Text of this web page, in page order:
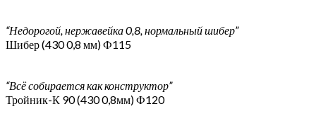
“Недорогой, нержавейка 0,8, нормальный шибер”
Шибер (430 0,8 мм) Ф115
“Всё собирается как конструктор”
Тройник-К 90 (430 0,8мм) Ф120